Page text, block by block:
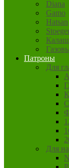
Diana
Gamo
Hatsan
Патроны
Для
Для